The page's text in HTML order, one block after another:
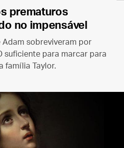
prematuros
no impensável
Adam sobreviveram por
suficiente para marcar para
família Taylor.